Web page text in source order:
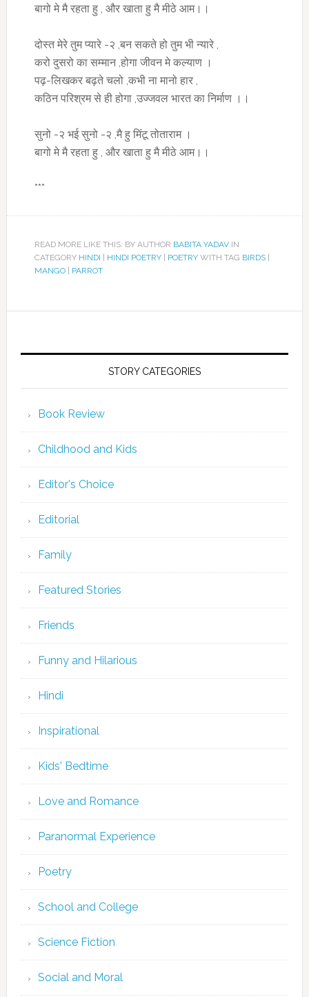
बागो मे मै रहता हु , और खाता हु मै मीठे आम।।
दोस्त मेरे तुम प्यारे -२ ,बन सकते हो तुम भी न्यारे ,
करो दुसरो का सम्मान ,होगा जीवन मे कल्याण ।
पढ़-लिखकर बढ़ते चलो ,कभी ना मानो हार ,
कठिन परिश्रम से ही होगा ,उज्जवल भारत का निर्माण ।।
सुनो -२ भई सुनो -२ ,मै हु मिंटू तोताराम ।
बागो मे मै रहता हु , और खाता हु मै मीठे आम।।
***
READ MORE LIKE THIS: BY AUTHOR BABITA YADAVIN
CATEGORY HINDI | HINDI POETRY| POETRYWITH TAG BIRDS|
MANGO| PARROT
STORY CATEGORIES
Book Review
Childhood and Kids
Editor's Choice
Editorial
Family
Featured Stories
Friends
Funny and Hilarious
Hindi
Inspirational
Kids' Bedtime
Love and Romance
Paranormal Experience
Poetry
School and College
Science Fiction
Social and Moral